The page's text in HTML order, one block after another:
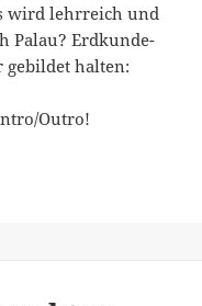
wird lehrreich und
Palau? Erdkunde-
halten:
Outro!